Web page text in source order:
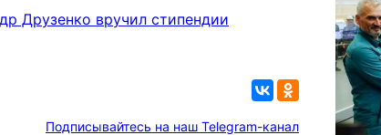
Друзенко вручил стипендии
Подписывайтесь на наш Telegram-канал